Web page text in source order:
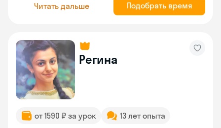
Читать дальше Подобрать время
Регина
от 1590 ₽ за урок 13 лет опыта